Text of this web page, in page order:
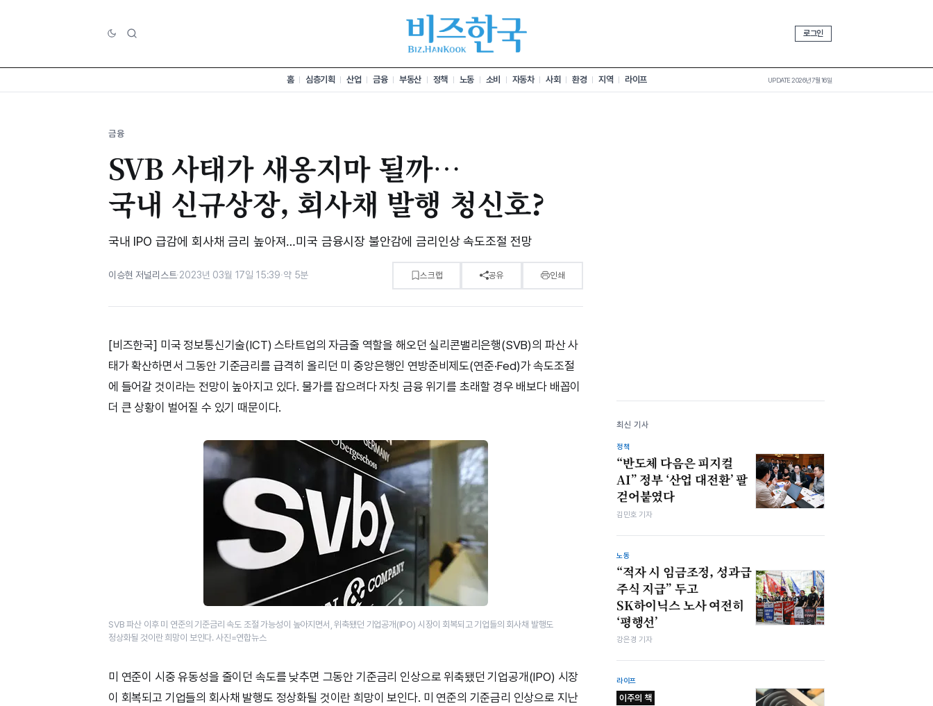
로그인
홈 심층기획 산업 금융 부동산 정책 노동 소비 자동차 사회 환경 지역 라이프 UPDATE 2026년 7월 16일
금융
SVB 사태가 새옹지마 될까…
국내 신규상장, 회사채 발행 청신호?
국내 IPO 급감에 회사채 금리 높아져…미국 금융시장 불안감에 금리인상 속도조절 전망
이승현 저널리스트·2023년 03월 17일 15:39·약 5분 스크랩 공유 인쇄
[비즈한국] 미국 정보통신기술(ICT) 스타트업의 자금줄 역할을 해오던 실리콘밸리은행(SVB)의 파산 사
태가 확산하면서 그동안 기준금리를 급격히 올리던 미 중앙은행인 연방준비제도(연준·Fed)가 속도조절
에 들어갈 것이라는 전망이 높아지고 있다. 물가를 잡으려다 자칫 금융 위기를 초래할 경우 배보다 배꼽이
더 큰 상황이 벌어질 수 있기 때문이다.
SVB 파산 이후 미 연준의 기준금리 속도 조절 가능성이 높아​지면서, 위축됐던 기업공개(IPO) 시장이 회복되고 기업들의 회사채 발행도
정상화될 것이란 희망이 보인다.​ 사진=연합뉴스
미 연준이 시중 유동성을 줄이던 속도를 낮추면 그동안 기준금리 인상으로 위축됐던 기업공개(IPO) 시장
이 회복되고 기업들의 회사채 발행도 정상화될 것이란 희망이 보인다. 미 연준의 기준금리 인상으로 지난
최신 기사
정책
“반도체 다음은 피지컬
AI” 정부 ‘산업 대전환’ 팔
걷어붙였다
김민호 기자
노동
“적자 시 임금조정, 성과급
주식 지급” 두고
SK하이닉스 노사 여전히
‘평행선’
강은경 기자
라이프
이주의 책